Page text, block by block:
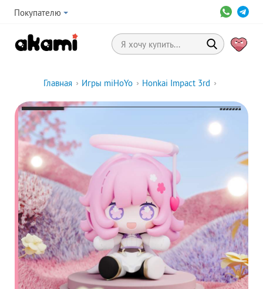
Покупателю
Главная › Игры miHoYo › Honkai Impact 3rd ›